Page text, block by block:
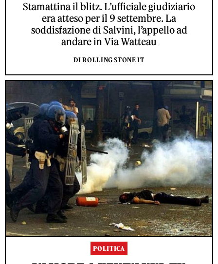
Stamattina il blitz. L’ufficiale giudiziario
era atteso per il 9 settembre. La
soddisfazione di Salvini, l’appello ad
andare in Via Watteau
DI ROLLING STONE IT
POLITICA